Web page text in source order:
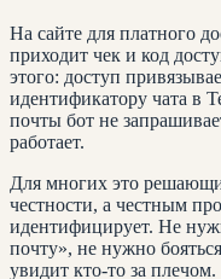
На сайте для платного
приходит чек и код
этого: доступ
идентификатору чата в
почты бот не
работает.
Для многих это
честности, а честным
идентифицирует. Не
почту», не нужно
увидит кто-то за плечом.